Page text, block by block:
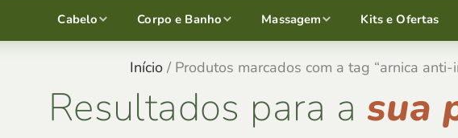
Cabelo Corpo e Banho Massagem Kits e Ofertas
Início/ Produtos marcados com a tag “arnica anti-
Resultados para a sua